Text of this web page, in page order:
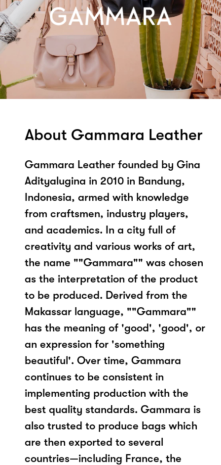
About Gammara Leather
Gammara Leather founded by Gina
Adityalugina in 2010 in Bandung,
Indonesia, armed with knowledge
from craftsmen, industry players,
and academics. In a city full of
creativity and various works of art,
the name ""Gammara"" was chosen
as the interpretation of the product
to be produced. Derived from the
Makassar language, ""Gammara""
has the meaning of 'good', 'good', or
an expression for 'something
beautiful'. Over time, Gammara
continues to be consistent in
implementing production with the
best quality standards. Gammara is
also trusted to produce bags which
are then exported to several
countries—including France, the